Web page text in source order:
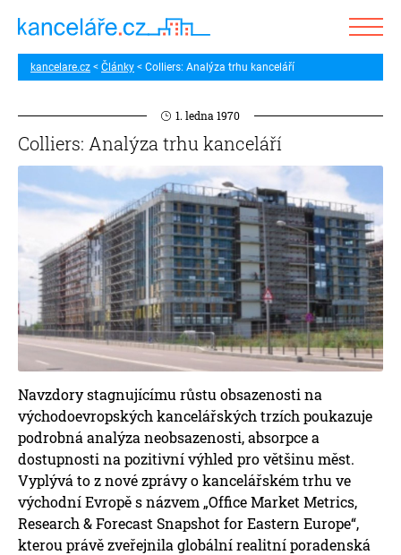
kancelare.cz Články Colliers: Analýza trhu kanceláří
1. ledna 1970
Colliers: Analýza trhu kanceláří
Navzdory stagnujícímu růstu obsazenosti na
východoevropských kancelářských trzích poukazuje
podrobná analýza neobsazenosti, absorpce a
dostupnosti na pozitivní výhled pro většinu měst.
Vyplývá to z nové zprávy o kancelářském trhu ve
východní Evropě s názvem „Office Market Metrics,
Research & Forecast Snapshot for Eastern Europe“,
kterou právě zveřejnila globální realitní poradenská